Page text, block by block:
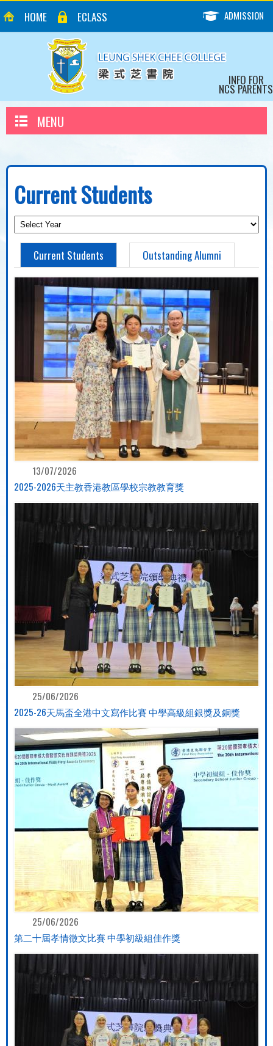
HOME ECLASS ADMISSION
INFO FOR
NCS PARENTS
MENU
Current Students
Current Students Outstanding Alumni
13/07/2026
2025-2026天主教香港教區學校宗教教育獎
25/06/2026
2025-26天馬盃全港中文寫作比賽 中學高級組銀獎及銅獎
25/06/2026
第二十屆孝情徵文比賽 中學初級組佳作獎